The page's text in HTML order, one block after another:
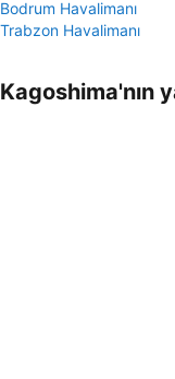
Bodrum Havalimanı
Trabzon Havalimanı
Kagoshima'nın